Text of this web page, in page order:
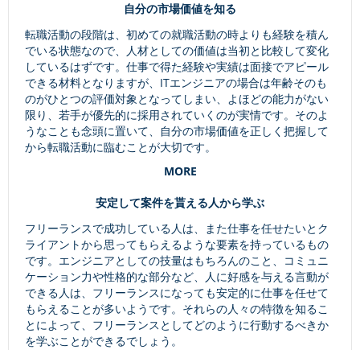
自分の市場価値を知る
転職活動の段階は、初めての就職活動の時よりも経験を積ん
でいる状態なので、人材としての価値は当初と比較して変化
しているはずです。仕事で得た経験や実績は面接でアピール
できる材料となりますが、ITエンジニアの場合は年齢そのも
のがひとつの評価対象となってしまい、よほどの能力がない
限り、若手が優先的に採用されていくのが実情です。そのよ
うなことも念頭に置いて、自分の市場価値を正しく把握して
から転職活動に臨むことが大切です。
MORE
安定して案件を貰える人から学ぶ
フリーランスで成功している人は、また仕事を任せたいとク
ライアントから思ってもらえるような要素を持っているもの
です。エンジニアとしての技量はもちろんのこと、コミュニ
ケーション力や性格的な部分など、人に好感を与える言動が
できる人は、フリーランスになっても安定的に仕事を任せて
もらえることが多いようです。それらの人々の特徴を知るこ
とによって、フリーランスとしてどのように行動するべきか
を学ぶことができるでしょう。